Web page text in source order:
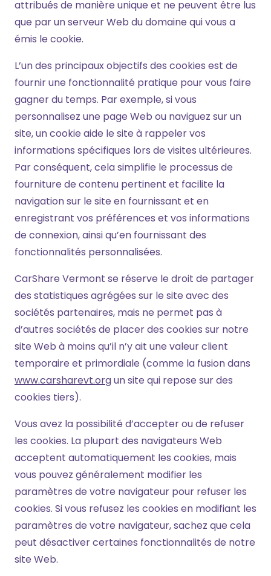
attribués de manière unique et ne peuvent être lus
que par un serveur Web du domaine qui vous a
émis le cookie.
L’un des principaux objectifs des cookies est de
fournir une fonctionnalité pratique pour vous faire
gagner du temps. Par exemple, si vous
personnalisez une page Web ou naviguez sur un
site, un cookie aide le site à rappeler vos
informations spécifiques lors de visites ultérieures.
Par conséquent, cela simplifie le processus de
fourniture de contenu pertinent et facilite la
navigation sur le site en fournissant et en
enregistrant vos préférences et vos informations
de connexion, ainsi qu’en fournissant des
fonctionnalités personnalisées.
CarShare Vermont se réserve le droit de partager
des statistiques agrégées sur le site avec des
sociétés partenaires, mais ne permet pas à
d’autres sociétés de placer des cookies sur notre
site Web à moins qu’il n’y ait une valeur client
temporaire et primordiale (comme la fusion dans
www.carsharevt.orgun site qui repose sur des
cookies tiers).
Vous avez la possibilité d’accepter ou de refuser
les cookies. La plupart des navigateurs Web
acceptent automatiquement les cookies, mais
vous pouvez généralement modifier les
paramètres de votre navigateur pour refuser les
cookies. Si vous refusez les cookies en modifiant les
paramètres de votre navigateur, sachez que cela
peut désactiver certaines fonctionnalités de notre
site Web.